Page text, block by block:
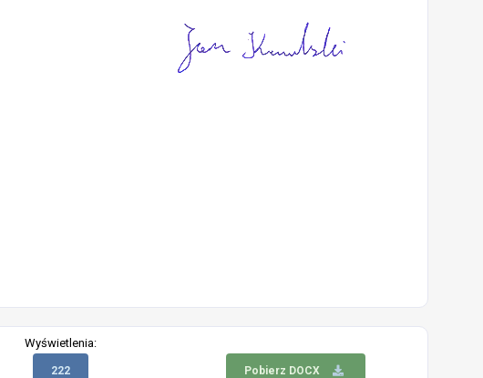
Wyświetlenia:
222 Pobierz DOCX